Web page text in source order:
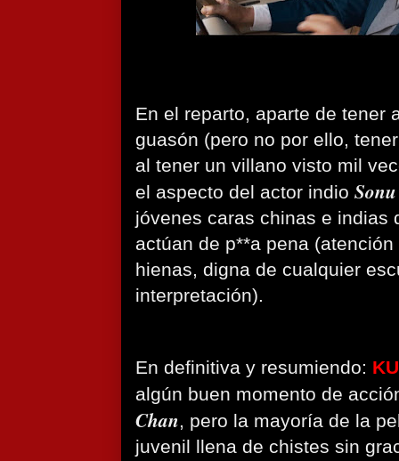
En el reparto, aparte de tener
guasón (pero no por ello,
al tener un villano visto mil
el aspecto del actor indio
jóvenes caras chinas e indias
actúan de p**a pena
hienas, digna de cualquier
interpretación).
En definitiva y resumiendo:
algún buen momento de
Chan, pero la mayoría de la
juvenil llena de chistes sin